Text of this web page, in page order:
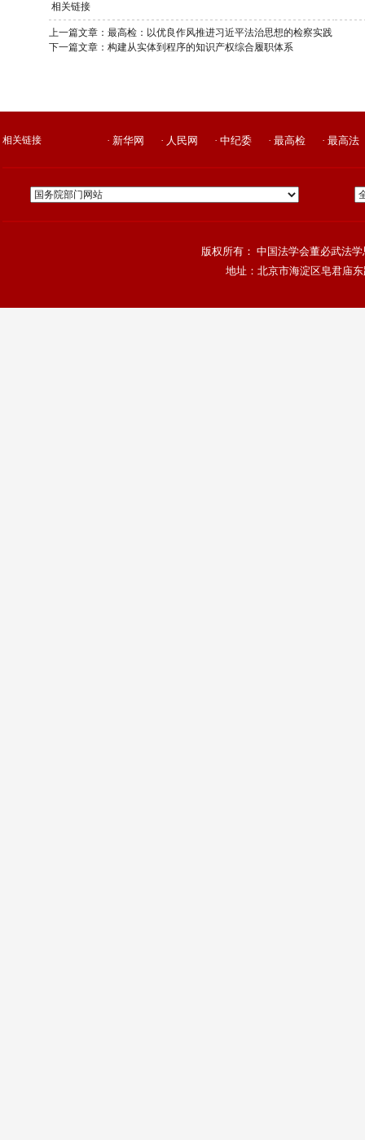
相关链接
上一篇文章： 最高检：以优良作风推进习近平法治思想的检察实践
下一篇文章： 构建从实体到程序的知识产权综合履职体系
相关链接 · 新华网 · 人民网 · 中纪委 · 最高检 · 最高法
版权所有： 中国法学会董必武法
地址：北京市海淀区皂君庙